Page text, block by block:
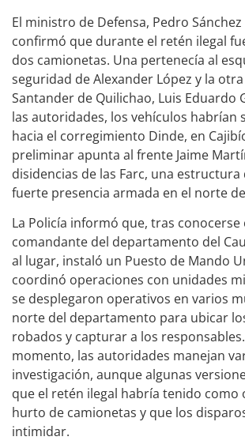
El ministro de Defensa, Pedro Sánchez
confirmó que durante el retén ilegal
dos camionetas. Una pertenecía al
seguridad de Alexander López y la
Santander de Quilichao, Luis Eduardo
las autoridades, los vehículos habrían
hacia el corregimiento Dinde, en
preliminar apunta al frente Jaime
disidencias de las Farc, una
fuerte presencia armada en el norte
La Policía informó que, tras conocerse
comandante del departamento del
al lugar, instaló un Puesto de Mando
coordinó operaciones con unidades
se desplegaron operativos en varios
norte del departamento para ubicar
robados y capturar a los
momento, las autoridades manejan
investigación, aunque algunas
que el retén ilegal habría tenido como
hurto de camionetas y que los
intimidar.